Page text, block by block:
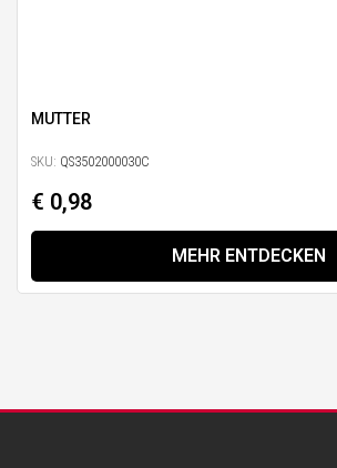
MUTTER
SKU: QS3502000030C
€ 0,98
MEHR ENTDECKEN